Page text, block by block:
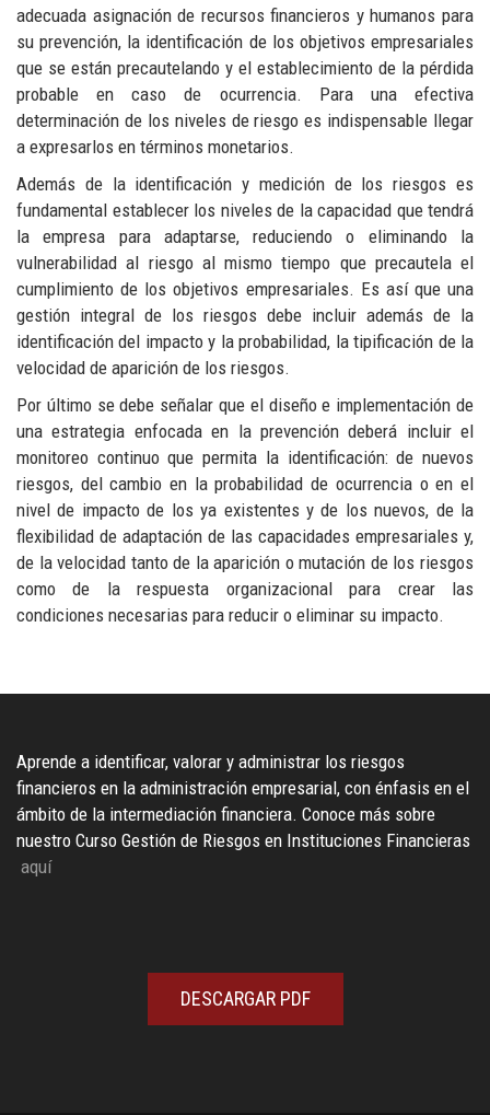
adecuada asignación de recursos financieros y humanos para
su prevención, la identificación de los objetivos empresariales
que se están precautelando y el establecimiento de la pérdida
probable en caso de ocurrencia. Para una efectiva
determinación de los niveles de riesgo es indispensable llegar
a expresarlos en términos monetarios.
Además de la identificación y medición de los riesgos es
fundamental establecer los niveles de la capacidad que tendrá
la empresa para adaptarse, reduciendo o eliminando la
vulnerabilidad al riesgo al mismo tiempo que precautela el
cumplimiento de los objetivos empresariales. Es así que una
gestión integral de los riesgos debe incluir además de la
identificación del impacto y la probabilidad, la tipificación de la
velocidad de aparición de los riesgos.
Por último se debe señalar que el diseño e implementación de
una estrategia enfocada en la prevención deberá incluir el
monitoreo continuo que permita la identificación: de nuevos
riesgos, del cambio en la probabilidad de ocurrencia o en el
nivel de impacto de los ya existentes y de los nuevos, de la
flexibilidad de adaptación de las capacidades empresariales y,
de la velocidad tanto de la aparición o mutación de los riesgos
como de la respuesta organizacional para crear las
condiciones necesarias para reducir o eliminar su impacto.
Aprende a identificar, valorar y administrar los riesgos
financieros en la administración empresarial, con énfasis en el
ámbito de la intermediación financiera. Conoce más sobre
nuestro Curso Gestión de Riesgos en Instituciones Financieras
aquí
DESCARGAR PDF